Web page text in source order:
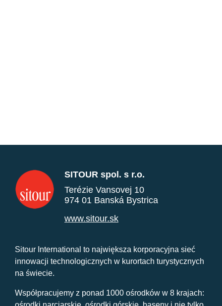
SITOUR spol. s r.o.
Terézie Vansovej 10
974 01 Banská Bystrica
www.sitour.sk
Sitour International to największa korporacyjna sieć
innowacji technologicznych w kurortach turystycznych
na świecie.
Współpracujemy z ponad 1000 ośrodków w 8 krajach: